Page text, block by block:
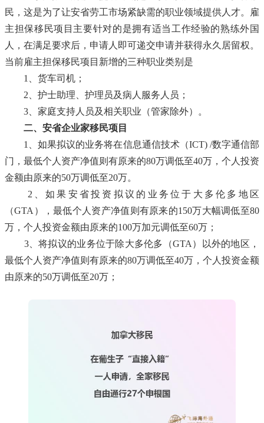
民，这是为了让安省劳工市场紧缺需的职业领域提供人才。雇
主担保移民项目主要针对的是拥有适当工作经验的熟练外国
人，在满足要求后，申请人即可递交申请并获得永久居留权。
当前雇主担保移民项目新增的三种职业类别是
1、货车司机；
2、护士助理、护理员及病人服务人员；
3、家庭支持人员及相关职业（管家除外）。
二、安省企业家移民项目
1、如果拟议的业务将在信息通信技术（ICT) /数字通信部
门，最低个人资产净值则有原来的80万调低至40万，个人投资
金额由原来的50万调低至20万。
2、如果安省投资拟议的业务位于大多伦多地区
（GTA），最低个人资产净值则有原来的150万大幅调低至80
万，个人投资金额由原来的100万加元调低至60万；
3、将拟议的业务位于除大多伦多（GTA）以外的地区，
最低个人资产净值则有原来的80万调低至40万，个人投资金额
由原来的50万调低至20万；